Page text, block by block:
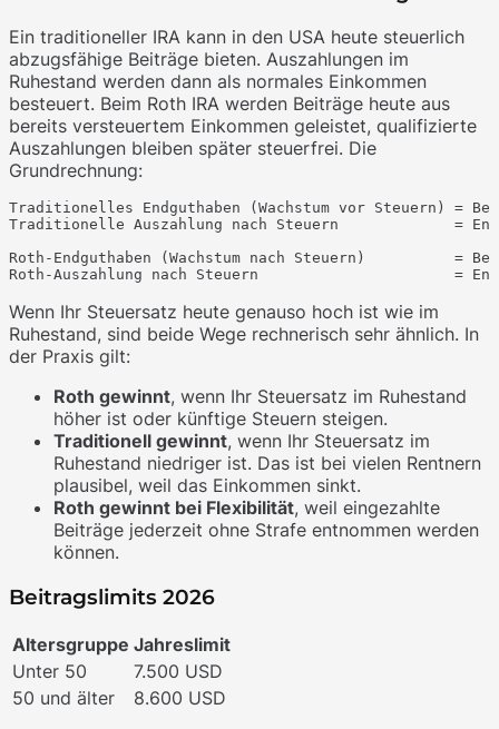
Ein traditioneller IRA kann in den USA heute steuerlich
abzugsfähige Beiträge bieten. Auszahlungen im
Ruhestand werden dann als normales Einkommen
besteuert. Beim Roth IRA werden Beiträge heute aus
bereits versteuertem Einkommen geleistet, qualifizierte
Auszahlungen bleiben später steuerfrei. Die
Grundrechnung:
Traditionelles Endguthaben (Wachstum vor Steuern) =
Traditionelle Auszahlung nach Steuern             =
Roth-Endguthaben (Wachstum nach Steuern)          =
Wenn Ihr Steuersatz heute genauso hoch ist wie im
Ruhestand, sind beide Wege rechnerisch sehr ähnlich. In
der Praxis gilt:
Roth gewinnt, wenn Ihr Steuersatz im Ruhestand
höher ist oder künftige Steuern steigen.
Traditionell gewinnt, wenn Ihr Steuersatz im
Ruhestand niedriger ist. Das ist bei vielen Rentnern
plausibel, weil das Einkommen sinkt.
Roth gewinnt bei Flexibilität, weil eingezahlte
Beiträge jederzeit ohne Strafe entnommen werden
können.
Beitragslimits 2026
Altersgruppe Jahreslimit
Unter 50
7.500 USD
50 und älter
8.600 USD